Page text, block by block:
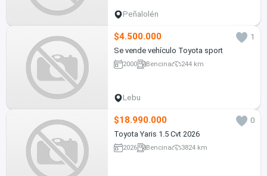
Peñalolén
$4.500.000
1
Se vende vehículo Toyota sport
2000 Bencina 244 km
Lebu
$18.990.000
0
Toyota Yaris 1.5 Cvt 2026
2026 Bencina 3824 km